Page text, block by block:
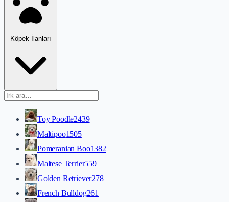
Köpek İlanları
Toy Poodle2439
Maltipoo1505
Pomeranian Boo1382
Maltese Terrier559
Golden Retriever278
French Bulldog261